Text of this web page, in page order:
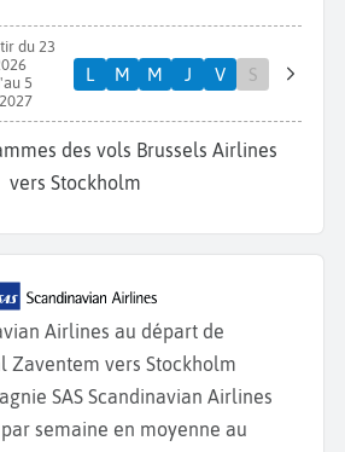
du 23
5
L M M J V S
vers Stockholm
Airlines au départ de
Zaventem vers Stockholm
SAS Scandinavian Airlines
semaine en moyenne au